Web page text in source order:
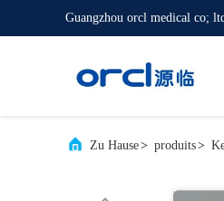
Guangzhou orcl medical co;
Zu Hause> produits>